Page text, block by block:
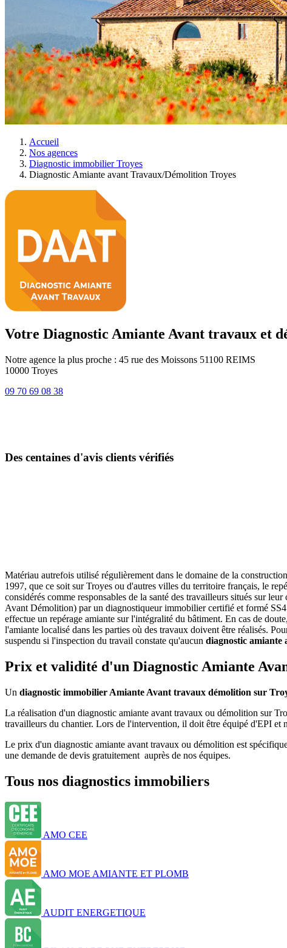
Accueil
Nos agences
Diagnostic immobilier Troyes
Diagnostic Amiante avant Travaux/Démolition Troyes
Votre Diagnostic Amiante Avant travaux et
Notre agence la plus proche : 45 rue des Moissons 51100 REIMS
10000 Troyes
09 70 69 08 38
Des centaines d'avis clients vérifiés
Matériau autrefois utilisé régulièrement dans le domaine de la
1997, que ce soit sur Troyes ou d'autres villes du territoire français, le
considérés comme responsables de la santé des travailleurs situés sur
Avant Démolition) par un diagnostiqueur immobilier certifié et formé
effectue un repérage amiante sur l'intégralité du bâtiment. En cas de
l'amiante localisé dans les parties où des travaux doivent être réalisés.
suspendu si l'inspection du travail constate qu'aucun diagnostic amiante
Prix et validité d'un Diagnostic Amiante
Un diagnostic immobilier Amiante Avant travaux démolition sur
La réalisation d'un diagnostic amiante avant travaux ou démolition sur
travailleurs du chantier. Lors de l'intervention, il doit être équipé d'EPI et
Le prix d'un diagnostic amiante avant travaux ou démolition est
une demande de devis gratuitement auprès de nos équipes.
Tous nos diagnostics immobiliers
AMO CEE
AMO MOE AMIANTE ET PLOMB
AUDIT ENERGETIQUE